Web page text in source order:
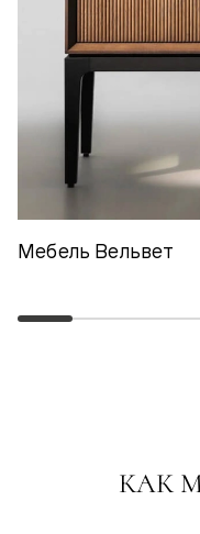
Мебель Вельвет
КАК